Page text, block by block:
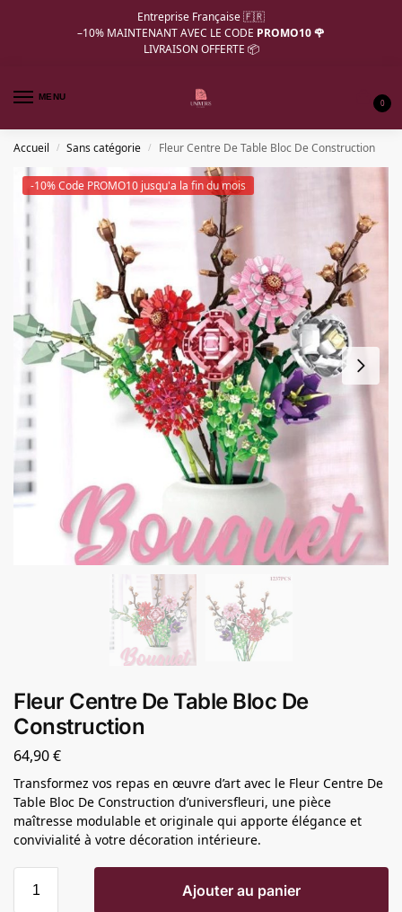
Entreprise Française 🇫🇷
–10% MAINTENANT AVEC LE CODE PROMO10 🌹
LIVRAISON OFFERTE 📦
MENU
0
Accueil / Sans catégorie / Fleur Centre De Table Bloc De Construction
-10% Code PROMO10 jusqu'a la fin du mois
Fleur Centre De Table Bloc De
Construction
64,90€
Transformez vos repas en œuvre d’art avec le Fleur Centre De
Table Bloc De Construction d’universfleuri, une pièce
maîtresse modulable et originale qui apporte élégance et
convivialité à votre décoration intérieure.
Ajouter au panier